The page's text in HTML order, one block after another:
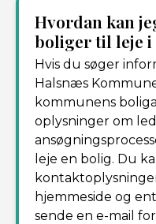
Hvordan kan
boliger til leje i
Hvis du søger
Halsnæs
kommunens
oplysninger om
leje en bolig. Du
hjemmeside og
sende en e-mail